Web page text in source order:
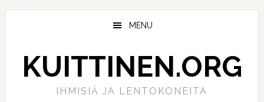
Hyppää
Hyppää
MENU
KUITTINEN.ORG
IHMISIÄ JA LENTOKONEITA